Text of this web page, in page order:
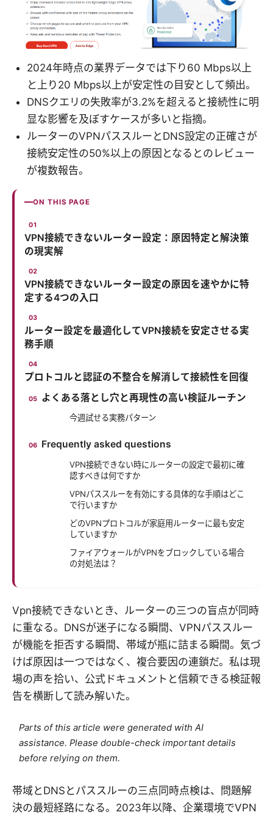
2024年時点の業界データでは下り60 Mbps以上
と上り20 Mbps以上が安定性の目安として頻出。
DNSクエリの失敗率が3.2%を超えると接続性に明
显な影響を及ぼすケースが多いと指摘。
ルーターのVPNパススルーとDNS設定の正確さが
接続安定性の50%以上の原因となるとのレビュー
が複数報告。
ON THIS PAGE
VPN接続できないルーター設定：原因特定と解決策
の現実解
VPN接続できないルーター設定の原因を速やかに特
定する4つの入口
ルーター設定を最適化してVPN接続を安定させる実
務手順
プロトコルと認証の不整合を解消して接続性を回復
よくある落とし穴と再現性の高い検証ルーチン
今週試せる実務パターン
Frequently asked questions
VPN接続できない時にルーターの設定で最初に確
認すべきは何ですか
VPNパススルーを有効にする具体的な手順はどこ
で行いますか
どのVPNプロトコルが家庭用ルーターに最も安定
していますか
ファイアウォールがVPNをブロックしている場合
の対処法は？
Vpn接続できないとき、ルーターの三つの盲点が同時
に重なる。DNSが迷子になる瞬間、VPNパススルー
が機能を拒否する瞬間、帯域が瓶に詰まる瞬間。気づ
けば原因は一つではなく、複合要因の連鎖だ。私は現
場の声を拾い、公式ドキュメントと信頼できる検証報
告を横断して読み解いた。
Parts of this article were generated with AI
assistance. Please double-check important details
before relying on them.
帯域とDNSとパススルーの三点同時点検は、問題解
決の最短経路になる。2023年以降、企業環境でVPN